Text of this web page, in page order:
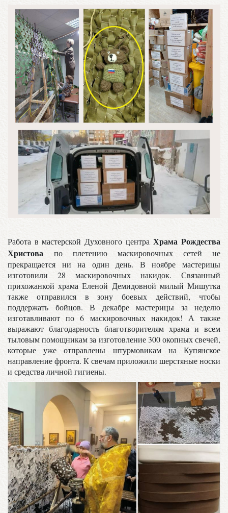
Работа в мастерской Духовного центраХрама Рождества
Христова по плетению маскировочных сетей не
прекращается ни на один день. В ноябре мастерицы
изготовили 28 маскировочных накидок. Связанный
прихожанкой храма Еленой Демидовной милый Мишутка
также отправился в зону боевых действий, чтобы
поддержать бойцов. В декабре мастерицы за неделю
изготавливают по 6 маскировочных накидок! А также
выражают благодарность благотворителям храма и всем
тыловым помощникам за изготовление 300 окопных свечей,
которые уже отправлены штурмовикам на Купянское
направление фронта. К свечам приложили шерстяные носки
и средства личной гигиены.